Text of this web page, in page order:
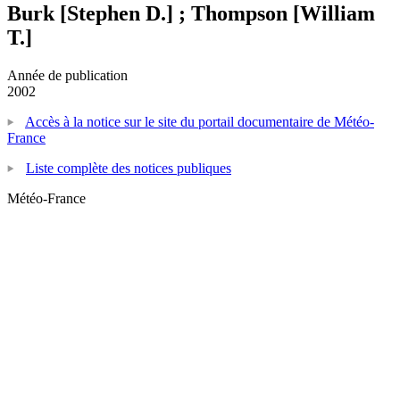
Burk [Stephen D.] ; Thompson [William
T.]
Année de publication
2002
Accès à la notice sur le site du portail documentaire de Météo-
France
Liste complète des notices publiques
Météo-France